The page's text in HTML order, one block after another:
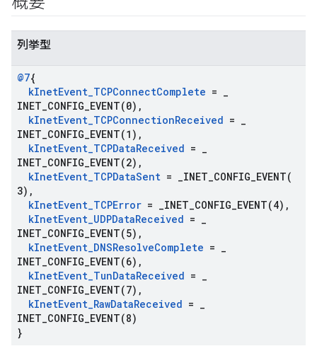
列挙型
@7{
kInetEvent_TCPConnectComplete =
INET_CONFIG_EVENT(0) ,
kInetEvent_TCPConnectionReceived =
INET_CONFIG_EVENT(1) ,
kInetEvent_TCPDataReceived =
INET_CONFIG_EVENT(2) ,
kInetEvent_TCPDataSent =
INET_CONFIG_EVENT(
3) ,
kInetEvent_TCPError = INET_CONFIG_EVENT(4) ,
kInetEvent_UDPDataReceived =
INET_CONFIG_EVENT(5) ,
kInetEvent_DNSResolveComplete =
INET_CONFIG_EVENT(6) ,
kInetEvent_TunDataReceived =
INET_CONFIG_EVENT(7) ,
kInetEvent_RawDataReceived =
INET_CONFIG_EVENT(8)
}